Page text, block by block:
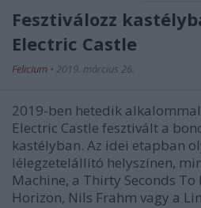
Fesztiválozz
Electric Castle
Felicium • 2019. március 26.
2019-ben hetedik
Electric Castle fesztivált a
kastélyban. Az idei etapban
lélegzetelállító helyszínen,
Machine, a Thirty Seconds
Horizon, Nils Frahm vagy a